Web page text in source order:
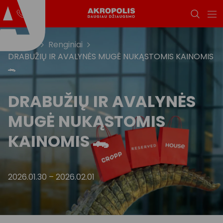
Renginiai
DRABUŽIŲ IR AVALYNĖS MUGĖ NUKĄSTOMIS KAINOMIS
🐊
DRABUŽIŲ IR AVALYNĖS
MUGĖ NUKĄSTOMIS
KAINOMIS 🐊
2026.01.30 – 2026.02.01